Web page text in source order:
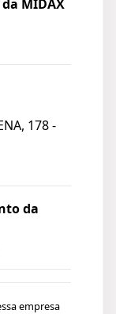
MIDAX
178 -
da
empresa